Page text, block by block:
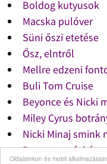
Oldalainkon és mobil
Boldog kutyusok
Macska pulóver
Süni őszi etetése
Ősz, elntről
Mellre edzeni
Buli Tom Cruise
Beyonce és Nicki
Miley Cyrus
Nicki Minaj smink
Beyonce másként